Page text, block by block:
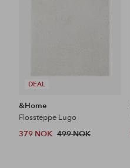
DEAL
&Home
Flossteppe Lugo
379 NOK 499 NOK